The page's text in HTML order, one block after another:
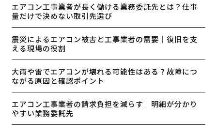
エアコン工事業者が長く働ける業務委託先とは？仕事
量だけで決めない取引先選び
震災によるエアコン被害と工事業者の需要｜復旧を支
える現場の役割
大雨や雷でエアコンが壊れる可能性はある？故障につ
ながる原因と確認ポイント
エアコン工事業者の請求負担を減らす｜明細が分かり
やすい業務委託先